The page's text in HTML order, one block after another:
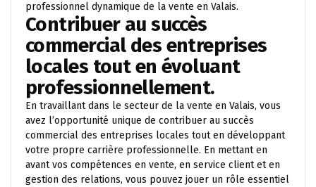
professionnel dynamique de la vente en Valais.
Contribuer au succès
commercial des entreprises
locales tout en évoluant
professionnellement.
En travaillant dans le secteur de la vente en Valais, vous
avez l’opportunité unique de contribuer au succès
commercial des entreprises locales tout en développant
votre propre carrière professionnelle. En mettant en
avant vos compétences en vente, en service client et en
gestion des relations, vous pouvez jouer un rôle essentiel